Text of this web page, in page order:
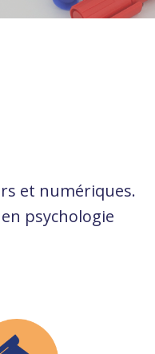
et numériques.
psychologie